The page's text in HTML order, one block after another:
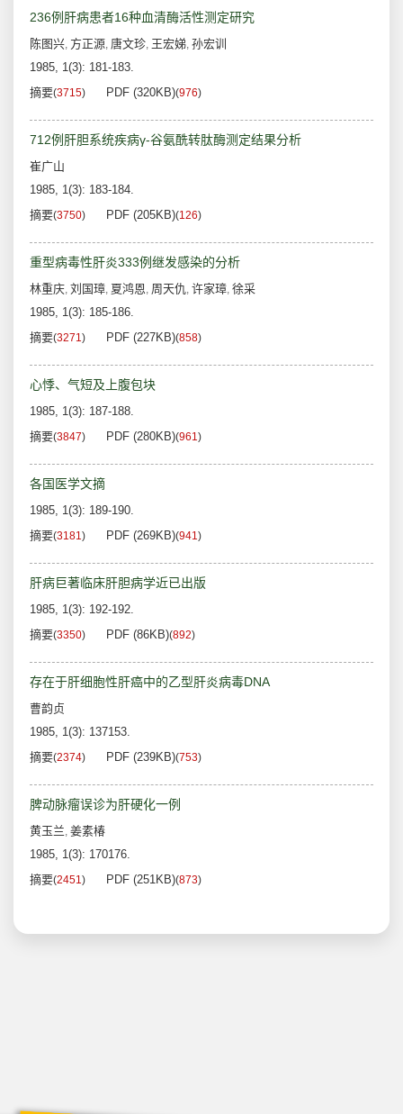
236例肝病患者16种血清酶活性测定研究
陈图兴, 方正源, 唐文珍, 王宏娣, 孙宏训
1985, 1(3): 181-183.
摘要(3715) PDF (320KB)(976)
712例肝胆系统疾病γ-谷氨酰转肽酶测定结果分析
崔广山
1985, 1(3): 183-184.
摘要(3750) PDF (205KB)(126)
重型病毒性肝炎333例继发感染的分析
林重庆, 刘国璋, 夏鸿恩, 周天仇, 许家璋, 徐采
1985, 1(3): 185-186.
摘要(3271) PDF (227KB)(858)
心悸、气短及上腹包块
1985, 1(3): 187-188.
摘要(3847) PDF (280KB)(961)
各国医学文摘
1985, 1(3): 189-190.
摘要(3181) PDF (269KB)(941)
肝病巨著临床肝胆病学近已出版
1985, 1(3): 192-192.
摘要(3350) PDF (86KB)(892)
存在于肝细胞性肝癌中的乙型肝炎病毒DNA
曹韵贞
1985, 1(3): 137153.
摘要(2374) PDF (239KB)(753)
脾动脉瘤误诊为肝硬化一例
黄玉兰, 姜素椿
1985, 1(3): 170176.
摘要(2451) PDF (251KB)(873)